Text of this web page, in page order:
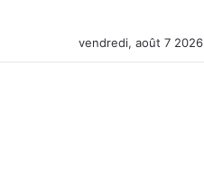
vendredi, août 7 2026